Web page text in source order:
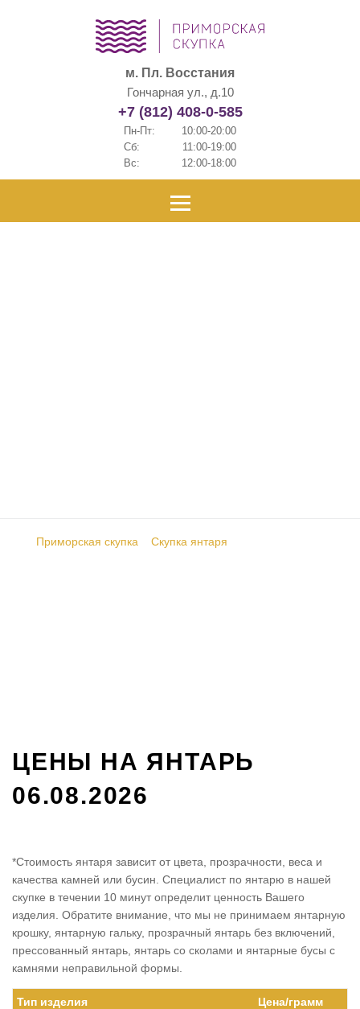
м. Пл. Восстания
Гончарная ул., д.10
+7 (812) 408-0-585
Пн-Пт:
10:00-20:00
Сб:
11:00-19:00
Вс:
12:00-18:00
Приморская скупка Скупка янтаря
ЦЕНЫ НА ЯНТАРЬ
06.08.2026
*Стоимость янтаря зависит от цвета, прозрачности, веса и
качества камней или бусин. Специалист по янтарю в нашей
скупке в течении 10 минут определит ценность Вашего
изделия. Обратите внимание, что мы не принимаем янтарную
крошку, янтарную гальку, прозрачный янтарь без включений,
прессованный янтарь, янтарь со сколами и янтарные бусы с
камнями неправильной формы.
Тип изделия Цена/грамм